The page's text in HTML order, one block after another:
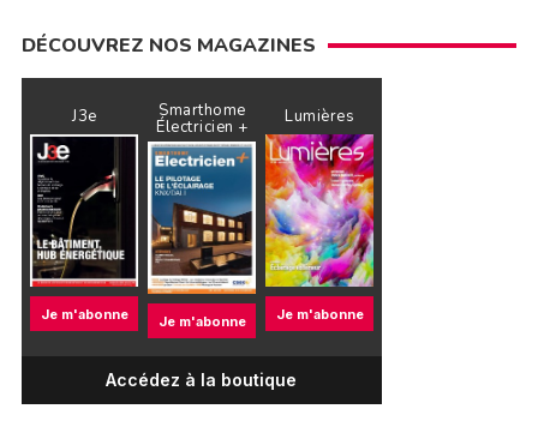
DÉCOUVREZ NOS MAGAZINES
J3e
Je m'abonne
Smarthome
Électricien +
Je m'abonne
Lumières
Je m'abonne
Accédez à la boutique